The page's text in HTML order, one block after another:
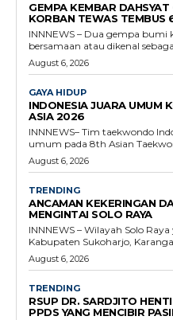
GEMPA KEMBAR
KORBAN TEWAS
INNNEWS – Dua gempa
bersamaan atau dikenal
August 6, 2026
GAYA HIDUP
INDONESIA JUARA UMUM
ASIA 2026
INNNEWS– Tim taekwondo
umum pada 8th Asian
August 6, 2026
TRENDING
ANCAMAN KEKERINGAN
MENGINTAI SOLO RAYA
INNNEWS – Wilayah Solo
Kabupaten Sukoharjo,
August 6, 2026
TRENDING
RSUP DR. SARDJITO
PPDS YANG MENCIBIR